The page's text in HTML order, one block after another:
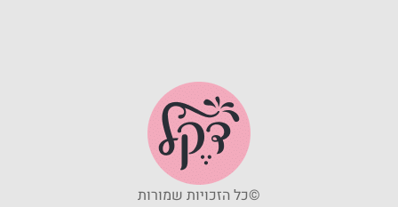
©כל הזכויות שמורות